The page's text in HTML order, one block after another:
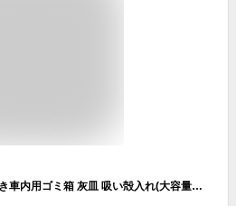
IQOS用ダストボックス 蓋つき車内用ゴミ箱 灰皿 吸い殻入れ(大容量60本) アイコス イルマプライム イルマワン IQOS3/MULTI/DUO ILUMA ILUMA PRIME/ILUMA ONE 自宅・デスク用 シリコン製 ドリンクホルダーやドアポケットにすっぽり収まる 水洗いOK 清潔 蓋つき